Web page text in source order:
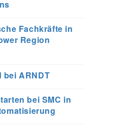
Fachkräfte in
Region
ARNDT
bei SMC in